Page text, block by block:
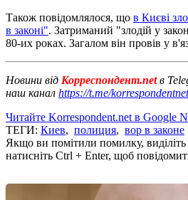
Також повідомлялося, що в Києві
в законі". Затриманий "злодій у
80-их роках. Загалом він провів у
Новини від Корреспондент.netв
наш канал https://t.me/korrespondentnet
Читайте Korrespondent.net в Google
ТЕГИ: Киев, полиция, вор в законе
Якщо ви помітили помилку, виділіть
натисніть Ctrl + Enter, щоб